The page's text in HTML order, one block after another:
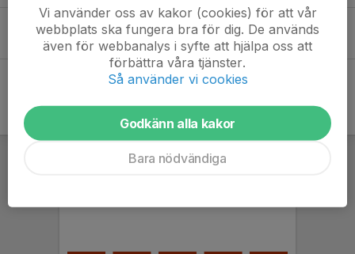
Höstlovscamp
22 okt 2024 0
Vi använder oss av kakor (cookies) för att vår
webbplats ska fungera bra för dig. De används
även för webbanalys i syfte att hjälpa oss att
förbättra våra tjänster.
Så använder vi cookies
Godkänn alla kakor
Bara nödvändiga